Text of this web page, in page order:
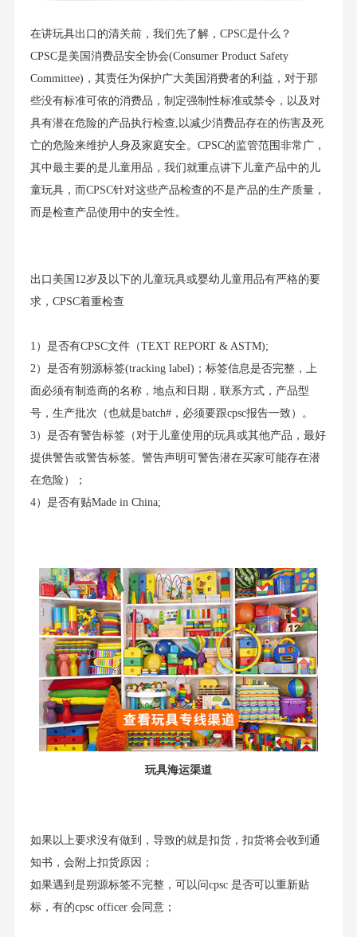
在讲玩具出口的清关前，我们先了解，CPSC是什么？
CPSC是美国消费品安全协会(Consumer Product Safety
Committee)，其责任为保护广大美国消费者的利益，对于那
些没有标准可依的消费品，制定强制性标准或禁令，以及对
具有潜在危险的产品执行检查,以减少消费品存在的伤害及死
亡的危险来维护人身及家庭安全。CPSC的监管范围非常广，
其中最主要的是儿童用品，我们就重点讲下儿童产品中的儿
童玩具，而CPSC针对这些产品检查的不是产品的生产质量，
而是检查产品使用中的安全性。
出口美国12岁及以下的儿童玩具或婴幼儿童用品有严格的要
求，CPSC着重检查
1）是否有CPSC文件（TEXT REPORT & ASTM);
2）是否有朔源标签(tracking label)；标签信息是否完整，上
面必须有制造商的名称，地点和日期，联系方式，产品型
号，生产批次（也就是batch#，必须要跟cpsc报告一致）。
3）是否有警告标签（对于儿童使用的玩具或其他产品，最好
提供警告或警告标签。警告声明可警告潜在买家可能存在潜
在危险）；
4）是否有贴Made in China;
玩具海运渠道
如果以上要求没有做到，导致的就是扣货，扣货将会收到通
知书，会附上扣货原因；
如果遇到是朔源标签不完整，可以问cpsc 是否可以重新贴
标，有的cpsc officer 会同意；